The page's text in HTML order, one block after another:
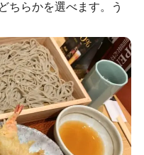
ちらかを選べます。う